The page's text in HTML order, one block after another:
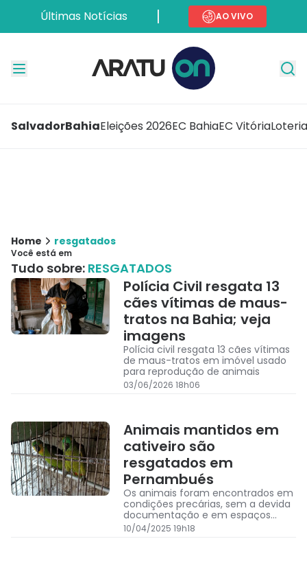
Últimas Notícias AO VIVO
SalvadorBahiaEleições 2026EC BahiaEC Vitória
Home resgatados
Você está em
Tudo sobre: RESGATADOS
Polícia Civil resgata 13
cães vítimas de maus-
tratos na Bahia; veja
imagens
Polícia civil resgata 13 cães vítimas
de maus-tratos em imóvel usado
para reprodução de animais
03/06/2026 18h06
Animais mantidos em
cativeiro são
resgatados em
Pernambués
Os animais foram encontrados em
condições precárias, sem a devida
documentação e em espaços
inadequados.
10/04/2025 19h18